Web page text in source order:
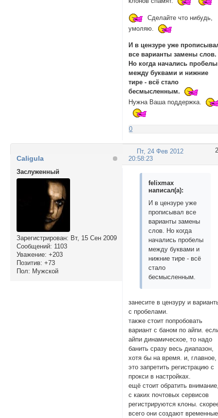
Сделайте что нибудь,
умоляю.
И в цензуре уже
все варианты замены слов.
Но когда начались пробелы
между буквами и нижние
тире - всё стало
бесмысленным.
Нужна Ваша поддержка.
0
2
Пт, 24 Фев 2012
20:58:23
Caligula
Заслуженный
Зарегистрирован: Вт, 15 Сен 2009
Сообщений: 1103
Уважение: +203
Позитив: +73
Пол: Мужской
felixmax
написал(а):
И в цензуре уже
прописывал все
варианты замены
слов. Но когда
начались пробелы
между буквами и
нижние тире - всё
стало
бесмысленным.
занесите в цензуру и
с пробелами.
также стоит попробовать
вариант с баном по айпи.
айпи динамическое, то надо
банить сразу весь диапазон,
хотя бы на время. и, главное,
это запретить регистрацию с
прокси в настройках.
ещё стоит обратить
с каких почтовых сервисов
регистрируются клоны.
всего они создают временные